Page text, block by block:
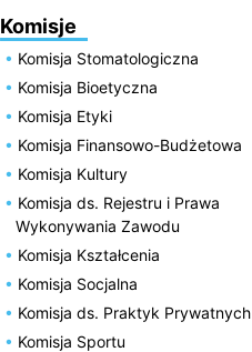
Komisje
Komisja Stomatologiczna
Komisja Bioetyczna
Komisja Etyki
Komisja Finansowo-Budżetowa
Komisja Kultury
Komisja ds. Rejestru i Prawa
Wykonywania Zawodu
Komisja Kształcenia
Komisja Socjalna
Komisja ds. Praktyk Prywatnych
Komisja Sportu